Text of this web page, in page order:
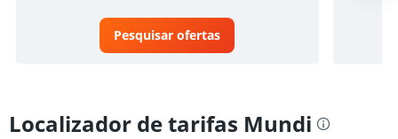
Pesquisar ofertas
Localizador de tarifas Mundi